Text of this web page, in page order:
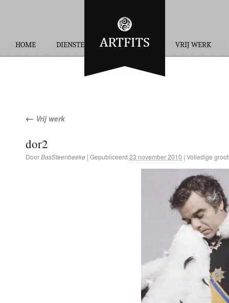
HOME DIENSTEN OPDRACHTEN VRIJ WERK
← Vrij werk
dor2
DoorBasSteenbeeke | Gepubliceerd 23 november 2010 | Volledige